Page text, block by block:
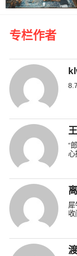
专栏作者
“
心
离
犀
收
渡